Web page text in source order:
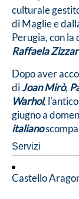
culturale
di Maglie e
Perugia, con
Raffaela
Dopo aver
diJoan Mirò,
Warhol,
giugno a
italiano
Servizi
Castello